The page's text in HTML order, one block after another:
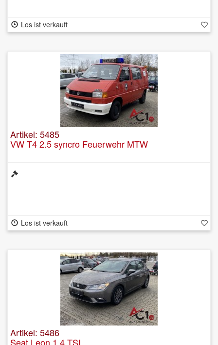
Los ist verkauft
Artikel: 5485
VW T4 2.5 syncro Feuerwehr MTW
Los ist verkauft
Artikel: 5486
Seat Leon 1.4 TSI